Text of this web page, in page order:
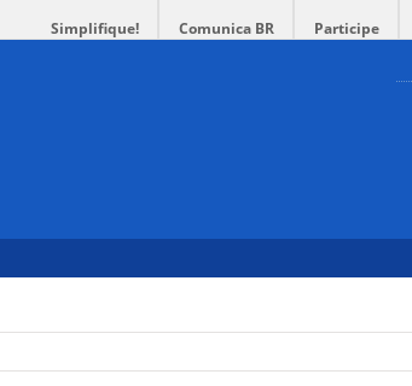
Simplifique! Comunica BR Participe